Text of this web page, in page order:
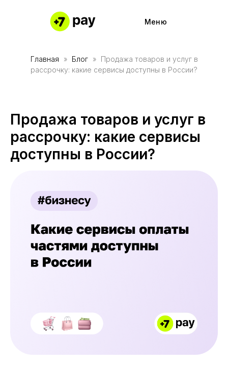
Меню
О компании
Наше
Частями
О компании
Главная Блог
Продажа товаров и услуг в
рассрочку: какие сервисы доступны в России?
Продажа товаров и услуг в
рассрочку: какие сервисы
доступны в России?